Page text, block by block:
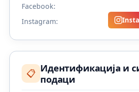
Facebook:
Instagram:
📋 Идентификација и
подаци